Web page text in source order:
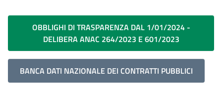
OBBLIGHI DI TRASPARENZA DAL 1/01/2024 -
DELIBERA ANAC 264/2023 E 601/2023
BANCA DATI NAZIONALE DEI CONTRATTI PUBBLICI